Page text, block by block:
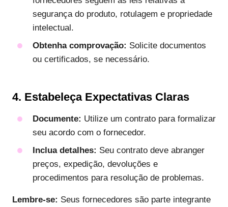
segurança do produto, rotulagem e propriedade
intelectual.
Obtenha comprovação: Solicite documentos
ou certificados, se necessário.
4. Estabeleça Expectativas Claras
Documente: Utilize um contrato para formalizar
seu acordo com o fornecedor.
Inclua detalhes: Seu contrato deve abranger
preços, expedição, devoluções e
procedimentos para resolução de problemas.
Lembre-se: Seus fornecedores são parte integrante